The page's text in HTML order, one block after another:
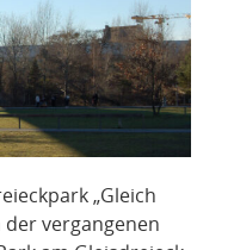
„Gleich
vergangenen